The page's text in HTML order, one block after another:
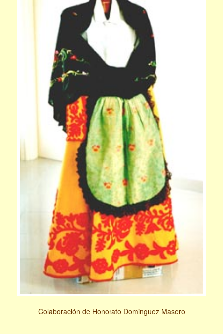
Colaboración de Honorato Dominguez Masero